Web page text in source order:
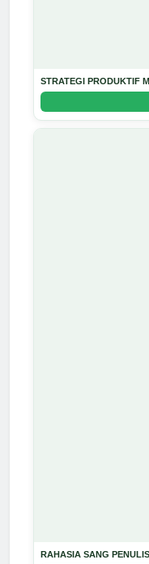
STRATEGI PRODUKTIF
RAHASIA SANG